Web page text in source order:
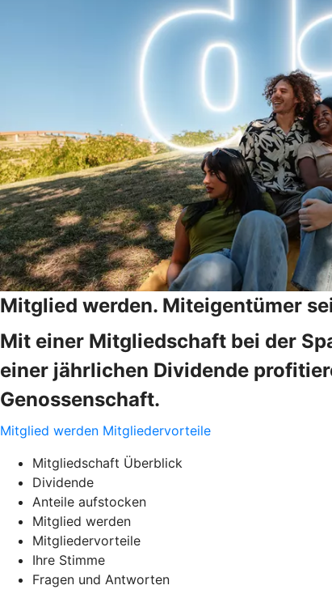
Mitglied werden. Miteigentümer
Mit einer Mitgliedschaft bei der
einer jährlichen Dividende
Genossenschaft.
Mitglied werden Mitgliedervorteile
Mitgliedschaft Überblick
Dividende
Anteile aufstocken
Mitglied werden
Mitgliedervorteile
Ihre Stimme
Fragen und Antworten